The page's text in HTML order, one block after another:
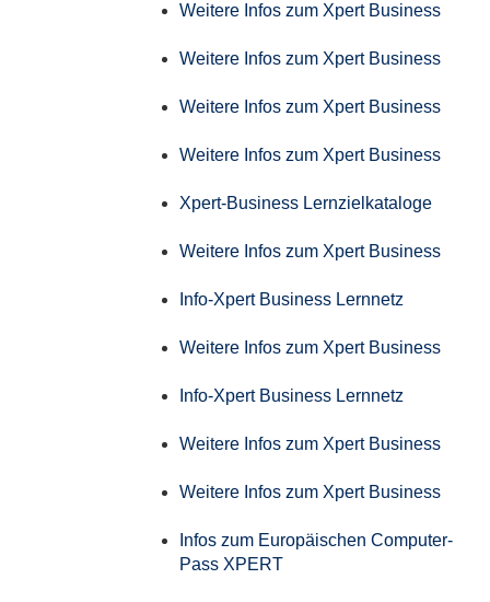
Weitere Infos zum Xpert Business
Weitere Infos zum Xpert Business
Weitere Infos zum Xpert Business
Weitere Infos zum Xpert Business
Xpert-Business Lernzielkataloge
Weitere Infos zum Xpert Business
Info-Xpert Business Lernnetz
Weitere Infos zum Xpert Business
Info-Xpert Business Lernnetz
Weitere Infos zum Xpert Business
Weitere Infos zum Xpert Business
Infos zum Europäischen Computer-
Pass XPERT